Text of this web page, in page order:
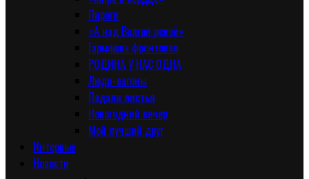
Пироги
«А над Волгой рекой»
Гармошка фронтовая
РОДИНА У НАС ОДНА
Люди-вагоны
Падали листья
Новогодний вечер
Мой лучший друг
Интервью
Новости